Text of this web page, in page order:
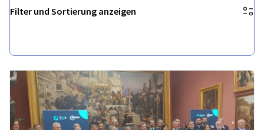
German
Filteroptionen wurden erfolgreich aktualisiert
Filter und Sortierung anzeigen